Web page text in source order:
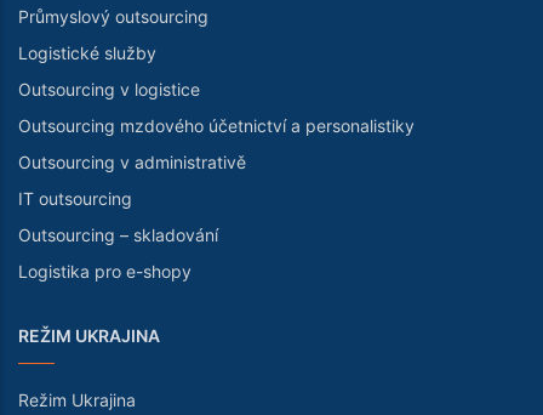
Průmyslový outsourcing
Logistické služby
Outsourcing v logistice
Outsourcing mzdového účetnictví a personalistiky
Outsourcing v administrativě
IT outsourcing
Outsourcing – skladování
Logistika pro e-shopy
REŽIM UKRAJINA
Režim Ukrajina